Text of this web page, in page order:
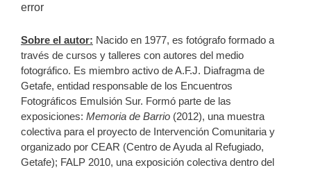
error
Sobre el autor: Nacido en 1977, es fotógrafo formado a
través de cursos y talleres con autores del medio
fotográfico. Es miembro activo de A.F.J. Diafragma de
Getafe, entidad responsable de los Encuentros
Fotográficos Emulsión Sur. Formó parte de las
exposiciones: Memoria de Barrio (2012), una muestra
colectiva para el proyecto de Intervención Comunitaria y
organizado por CEAR (Centro de Ayuda al Refugiado,
Getafe); FALP 2010, una exposición colectiva dentro del